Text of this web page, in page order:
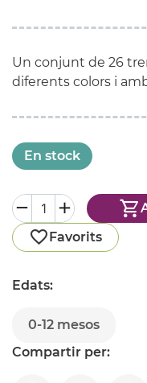
Un conjunt de 26
diferents colors i
En stock
Favorits
Edats:
0-12 mesos
Compartir per: